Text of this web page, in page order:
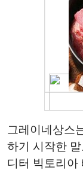
그레이네상스
하기 시작한
디터 빅토리아